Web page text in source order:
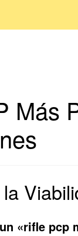
Más
«rifle pcp